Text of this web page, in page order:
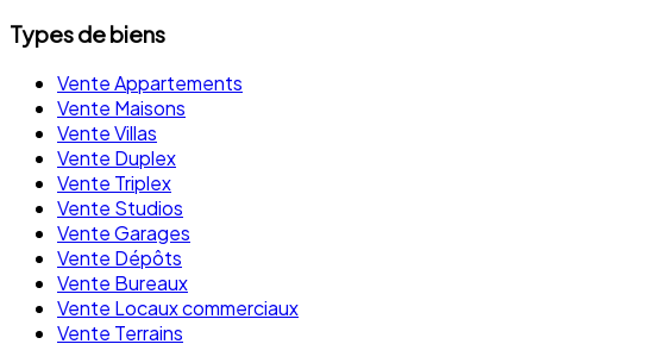
Types de biens
Vente Appartements
Vente Maisons
Vente Villas
Vente Duplex
Vente Triplex
Vente Studios
Vente Garages
Vente Dépôts
Vente Bureaux
Vente Locaux commerciaux
Vente Terrains